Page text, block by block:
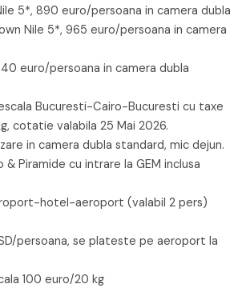
5*, 890 euro/persoana in camera dubla
Nile 5*, 965 euro/persoana in camera
euro/persoana in camera dubla
Bucuresti-Cairo-Bucuresti cu taxe
cotatie valabila 25 Mai 2026.
in camera dubla standard, mic dejun.
& Piramide cu intrare la GEM inclusa
hotel-aeroport (valabil 2 pers)
persoana, se plateste pe aeroport la
100 euro/20 kg